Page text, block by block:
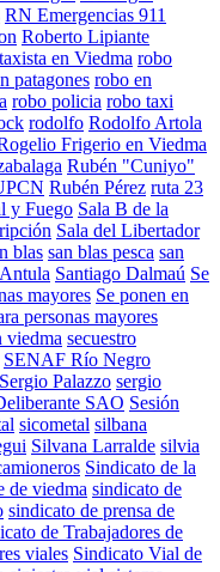
RN Emergencias 911
Roberto Lipiante
en Viedma robo
patagones robo en
robo policia robo taxi
rodolfo Rodolfo Artola
Frigerio en Viedma
Rubén "Cuniyo"
Rubén Pérez ruta 23
y Fuego Sala B de la
Sala del Libertador
blas san blas pesca san
Santiago Dalmaú Se
mayores Se ponen en
personas mayores
viedma secuestro
SENAF Río Negro
Sergio Palazzo sergio
SAO Sesión
sicometal silbana
Silvana Larralde silvia
Sindicato de la
de viedma sindicato de
sindicato de prensa de
de Trabajadores de
viales Sindicato Vial de